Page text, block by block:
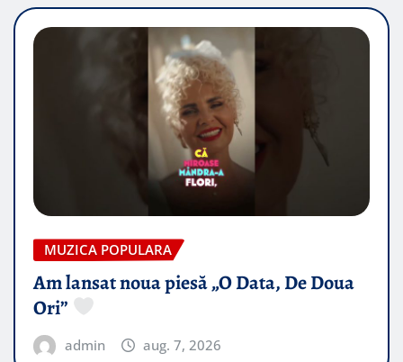
MUZICA POPULARA
Am lansat noua piesă „O Data, De Doua
Ori”
admin aug. 7, 2026